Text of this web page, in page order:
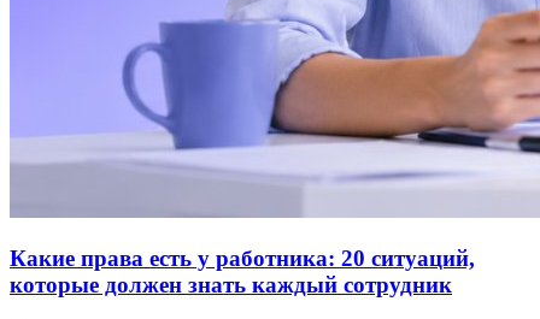
Какие права есть у работника: 20 ситуаций,
которые должен знать каждый сотрудник